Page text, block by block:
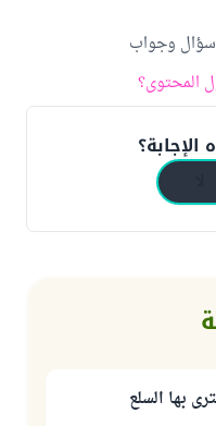
سؤال وجواب
المحتوى؟
بها السلع